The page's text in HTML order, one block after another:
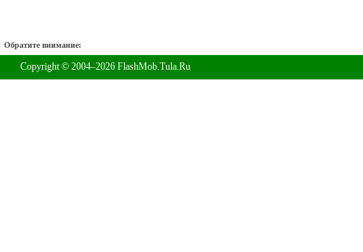
Обратите внимание:
Copyright © 2004–2026 FlashMob.Tula.Ru